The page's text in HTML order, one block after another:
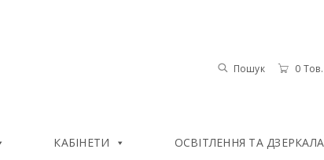
Пошук 0 Тов.
КАБІНЕТИ ОСВІТЛЕННЯ ТА ДЗЕРКАЛА